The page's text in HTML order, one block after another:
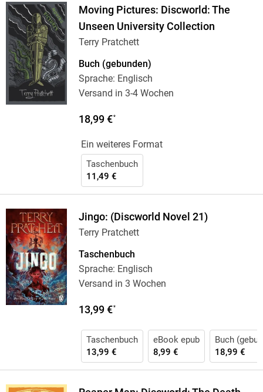
Moving Pictures: Discworld: The
Unseen University Collection
Terry Pratchett
Buch (gebunden)
Sprache: Englisch
Versand in 3-4 Wochen
18,99 €*
Ein weiteres Format
Taschenbuch
11,49 €
Jingo: (Discworld Novel 21)
Terry Pratchett
Taschenbuch
Sprache: Englisch
Versand in 3 Wochen
13,99 €*
Taschenbuch
13,99 €
eBook epub
8,99 €
Buch
18,99 €